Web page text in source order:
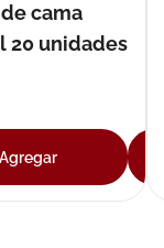
cama
20 unidades
Agregar